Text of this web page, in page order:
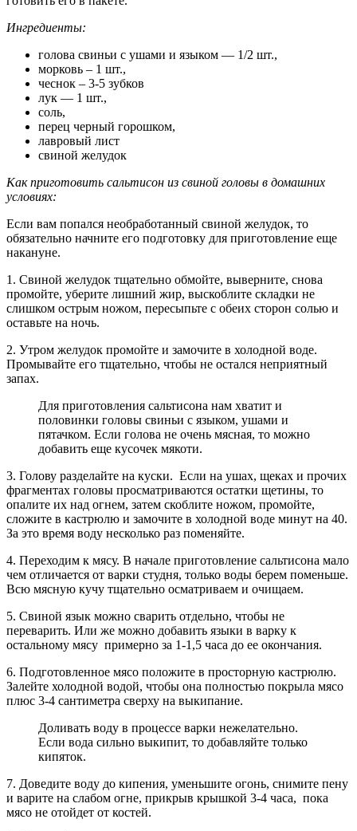
Ингредиенты:
голова свиньи с ушами и языком — 1/2 шт.,
морковь – 1 шт.,
чеснок – 3-5 зубков
лук — 1 шт.,
соль,
перец черный горошком,
лавровый лист
свиной желудок
Как приготовить сальтисон из свиной головы в домашних
условиях:
Если вам попался необработанный свиной желудок, то
обязательно начните его подготовку для приготовление еще
накануне.
1. Свиной желудок тщательно обмойте, выверните, снова
промойте, уберите лишний жир, выскоблите складки не
слишком острым ножом, пересыпьте с обеих сторон солью и
оставьте на ночь.
2. Утром желудок промойте и замочите в холодной воде.
Промывайте его тщательно, чтобы не остался неприятный
запах.
Для приготовления сальтисона нам хватит и
половинки головы свиньи с языком, ушами и
пятачком. Если голова не очень мясная, то можно
добавить еще кусочек мякоти.
3. Голову разделайте на куски. Если на ушах, щеках и прочих
фрагментах головы просматриваются остатки щетины, то
опалите их над огнем, затем скоблите ножом, промойте,
сложите в кастрюлю и замочите в холодной воде минут на 40.
За это время воду несколько раз поменяйте.
4. Переходим к мясу. В начале приготовление сальтисона мало
чем отличается от варки студня, только воды берем поменьше.
Всю мясную кучу тщательно осматриваем и очищаем.
5. Свиной язык можно сварить отдельно, чтобы не
переварить. Или же можно добавить языки в варку к
остальному мясу примерно за 1-1,5 часа до ее окончания.
6. Подготовленное мясо положите в просторную кастрюлю.
Залейте холодной водой, чтобы она полностью покрыла мясо
плюс 3-4 сантиметра сверху на выкипание.
Доливать воду в процессе варки нежелательно.
Если вода сильно выкипит, то добавляйте только
кипяток.
7. Доведите воду до кипения, уменьшите огонь, снимите пену
и варите на слабом огне, прикрыв крышкой 3-4 часа, пока
мясо не отойдет от костей.